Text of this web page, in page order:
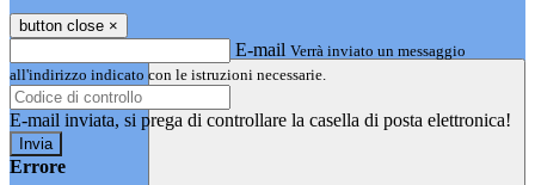
button close ×
E-mail Verrà inviato un messaggio
all'indirizzo indicato con le istruzioni necessarie.
E-mail inviata, si prega di controllare la casella di posta elettronica!
Errore